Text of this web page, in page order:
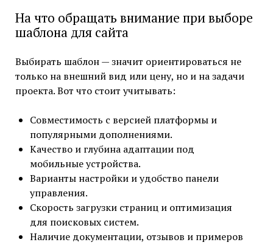
На что обращать внимание при выборе
шаблона для сайта
Выбирать шаблон — значит ориентироваться не
только на внешний вид или цену, но и на задачи
проекта. Вот что стоит учитывать:
Совместимость с версией платформы и
популярными дополнениями.
Качество и глубина адаптации под
мобильные устройства.
Варианты настройки и удобство панели
управления.
Скорость загрузки страниц и оптимизация
для поисковых систем.
Наличие документации, отзывов и примеров